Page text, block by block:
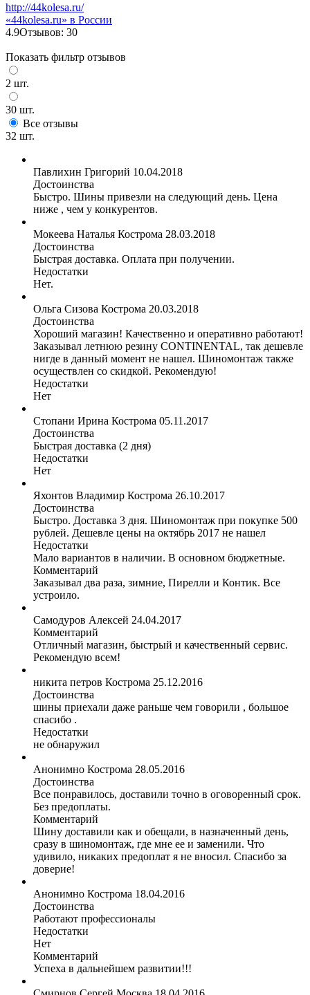
http://44kolesa.ru/
«44kolesa.ru» в России
4.9Отзывов: 30
Показать фильтр отзывов
2 шт.
30 шт.
Все отзывы
32 шт.
Павлихин Григорий 10.04.2018
Достоинства
Быстро. Шины привезли на следующий день. Цена
ниже , чем у конкурентов.
Мокеева Наталья Кострома 28.03.2018
Достоинства
Быстрая доставка. Оплата при получении.
Недостатки
Нет.
Ольга Сизова Кострома 20.03.2018
Достоинства
Хороший магазин! Качественно и оперативно работают!
Заказывал летнюю резину CONTINENTAL, так дешевле
нигде в данный момент не нашел. Шиномонтаж также
осуществлен со скидкой. Рекомендую!
Недостатки
Нет
Стопани Ирина Кострома 05.11.2017
Достоинства
Быстрая доставка (2 дня)
Недостатки
Нет
Яхонтов Владимир Кострома 26.10.2017
Достоинства
Быстро. Доставка 3 дня. Шиномонтаж при покупке 500
рублей. Дешевле цены на октябрь 2017 не нашел
Недостатки
Мало вариантов в наличии. В основном бюджетные.
Комментарий
Заказывал два раза, зимние, Пирелли и Контик. Все
устроило.
Самодуров Алексей 24.04.2017
Комментарий
Отличный магазин, быстрый и качественный сервис.
Рекомендую всем!
никита петров Кострома 25.12.2016
Достоинства
шины приехали даже раньше чем говорили , большое
спасибо .
Недостатки
не обнаружил
Анонимно Кострома 28.05.2016
Достоинства
Все понравилось, доставили точно в оговоренный срок.
Без предоплаты.
Комментарий
Шину доставили как и обещали, в назначенный день,
сразу в шиномонтаж, где мне ее и заменили. Что
удивило, никаких предоплат я не вносил. Спасибо за
доверие!
Анонимно Кострома 18.04.2016
Достоинства
Работают профессионалы
Недостатки
Нет
Комментарий
Успеха в дальнейшем развитии!!!